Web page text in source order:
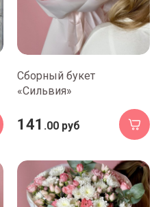
Сборный букет
«Сильвия»
141 .00 руб